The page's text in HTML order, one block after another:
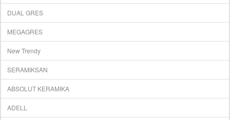
DUAL GRES
MEGAGRES
New Trendy
SERAMIKSAN
ABSOLUT KERAMIKA
ADELL